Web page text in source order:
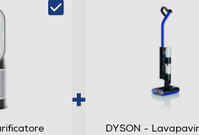
in policarbonato
Le palette districanti
SPAZZOLA FLUFFY
rivela le particelleDYSON -